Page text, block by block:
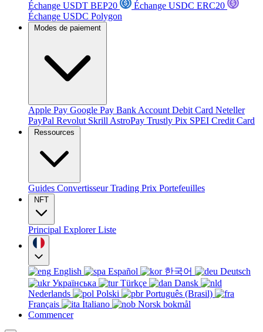
Échange USDT BEP20
Échange USDC ERC20
Échange USDC Polygon
Modes de paiement
Apple Pay Google Pay Bank Account Debit Card Neteller
PayPal Revolut Skrill AstroPay Trustly Pix SPEI Credit Card
Ressources
Guides ConvertisseurTrading Prix Portefeuilles
NFT
Principal ExplorerListe
English Español 한국어
Deutsch
Українська
Türkçe
Dansk
Nederlands
Polski
Português (Brasil)
Français
Italiano
Norsk bokmål
Commencer